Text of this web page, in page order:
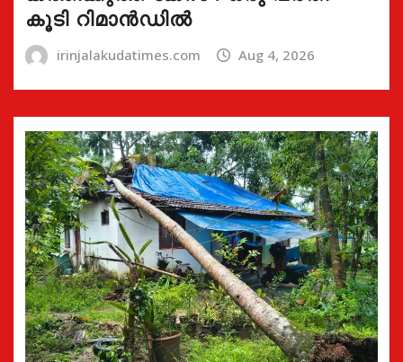
കൂടി റിമാൻഡിൽ
irinjalakudatimes.com Aug 4, 2026